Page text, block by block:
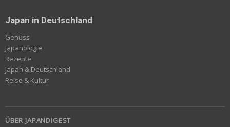
Japan in Deutschland
Genuss
Japanologie
Rezepte
Japan & Deutschland
Reise & Kultur
ÜBER JAPANDIGEST